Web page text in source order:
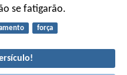
se fatigarão.
força